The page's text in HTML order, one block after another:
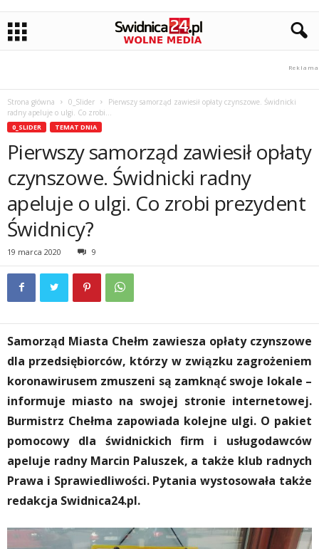
Strona główna 0_Slider
Pierwszy samorząd zawiesił opłaty czynszowe. Świdnicki
radny apeluje o ulgi. Co zrobi...
0_SLIDER TEMAT DNIA
Pierwszy samorząd zawiesił opłaty
czynszowe. Świdnicki radny
apeluje o ulgi. Co zrobi prezydent
Świdnicy?
19 marca 2020 9
Samorząd Miasta Chełm zawiesza opłaty czynszowe
dla przedsiębiorców, którzy w związku zagrożeniem
koronawirusem zmuszeni są zamknąć swoje lokale –
informuje miasto na swojej stronie internetowej.
Burmistrz Chełma zapowiada kolejne ulgi. O pakiet
pomocowy dla świdnickich firm i usługodawców
apeluje radny Marcin Paluszek, a także klub radnych
Prawa i Sprawiedliwości. Pytania wystosowała także
redakcja Swidnica24.pl.